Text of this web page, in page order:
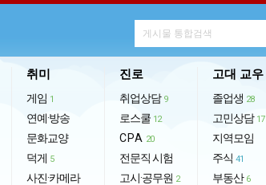
취미
게임 1
연예·방송
문화교양
덕게 5
사진·카메라
진로
취업상담 9
로스쿨 12
CPA 20
전문직 시험
고시·공무원 2
고대 교우
졸업생 28
고민상담 17
지역모임
주식 41
부동산 6